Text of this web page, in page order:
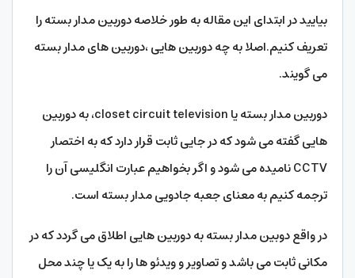
بیایید در ابتدای این مقاله به طور خلاصه دوربین مدار بسته را
تعریف کنیم.اصلا به چه دوربین هایی ،دوربین های مدار بسته
می گویند.
دوربین مدار بسته یا closet circuit television، به دوربین
هایی گفته می شود که در جایی ثابت قرار دارد که به اختصار
CCTV نامیده می شود و اگر بخواهیم عبارت انگلیسی آن را
ترجمه کنیم به معنای جعبه جادویی مدار بسته است.
در واقع دوبین مدار بسته به دوربین هایی اطلاق می گردد که در
مکانی ثابت می باشد و تصاویر و ویدئو ها را به یک یا چند محل